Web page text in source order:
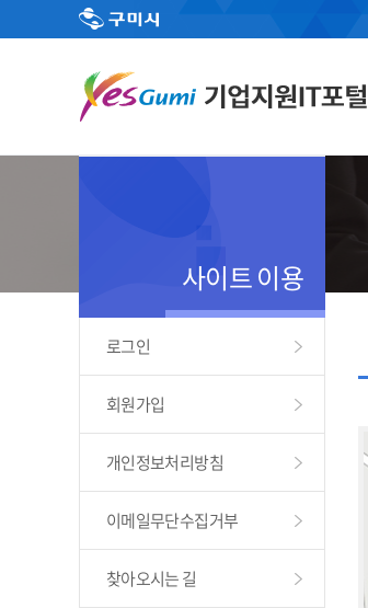
사이트 이용
로그인
회원가입
개인정보처리방침
이메일무단수집거부
찾아오시는 길